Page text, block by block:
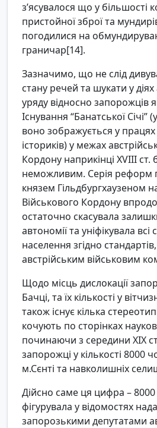
з’ясувалося що у більшості
пристойної зброї та
погодилися на
граничар[14].
Зазначимо, що не слід
стану речей та шукати у діях
уряду відносно запорожців
Існування “Банатської Січі”
воно зображується у працях
істориків) у межах
Кордону наприкінці XVIII
неможливим. Серія реформ
князем Гільдбургхаузеном
Військового Кордону
остаточно скасувала
автономії та уніфікувала
населення згідно
австрійським військовим
Щодо місць дислокації
Бачці, та їх кількості у
також існує кілька
кочують по сторінках
починаючи з середини ХІХ
запорожці у кількості 8000
м.Сєнті та навколишніх
Дійсно саме ця цифра – 8000
фігурувала у відомостях
запорозькими депутатами